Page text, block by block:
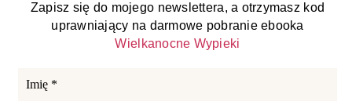
Zapisz się do mojego newslettera, a otrzymasz kod
uprawniający na darmowe pobranie ebooka
Wielkanocne Wypieki